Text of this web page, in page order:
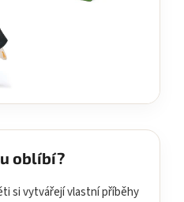
oblíbí?
si vytvářejí vlastní příběhy